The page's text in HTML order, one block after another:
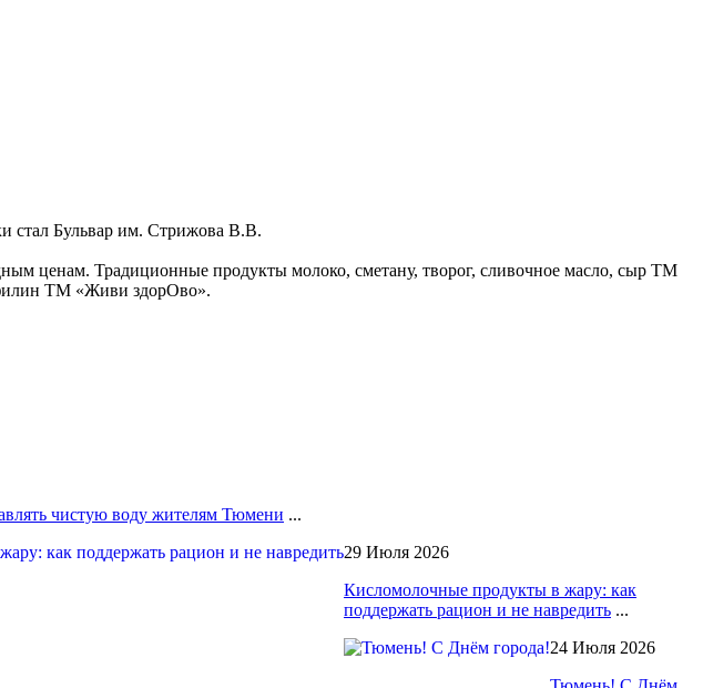
стал Бульвар им. Стрижова В.В.
ценам. Традиционные продукты молоко, сметану, творог, сливочное масло, сыр ТМ
ТМ «Живи здорОво».
чистую воду жителям Тюмени ...
29 Июля 2026
Кисломолочные продукты в жару: как
поддержать рацион и не навредить ...
24 Июля 2026